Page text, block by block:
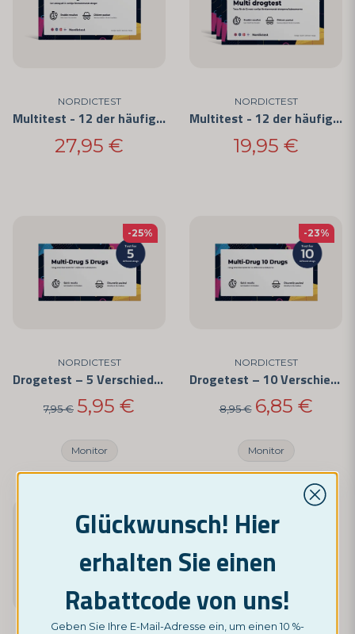
und Service erhalten, wenn Sie unsere Produkte kaufen.
Also, worauf warten Sie noch? Kaufen Sie Ihren Drogentest von
Nordictest noch heute und übernehmen Sie die Kontrolle über Ihre
NORDICTEST
Multitest - 12 der häufigsten Drogen (5er-Pack)
27,95 €
NORDICTEST
Multitest - 12 der häufigsten Drogen (3er-Pack)
19,95 €
NORDICTEST
Drogetest – 5 Verschiedene Substanzen
7,95 € 5,95 €
Monitor
-25%
NORDICTEST
Drogetest – 10 Verschiedene Substanzen
8,95 € 6,85 €
Monitor
-23%
Glückwunsch! Hier
erhalten Sie einen
Rabattcode von uns!
Geben Sie Ihre E-Mail-Adresse ein, um einen 10 %-